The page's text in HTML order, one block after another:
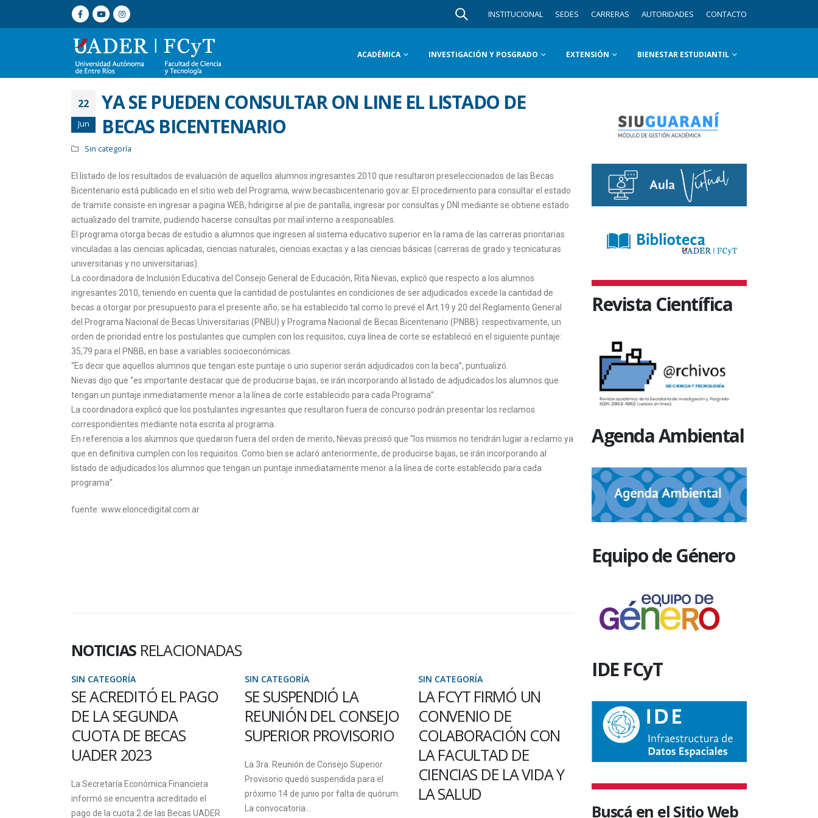
INSTITUCIONAL SEDES CARRERAS AUTORIDADES CONTACTO
ACADÉMICA INVESTIGACIÓN Y POSGRADO EXTENSIÓN BIENESTAR ESTUDIANTIL
22
Jun
YA SE PUEDEN CONSULTAR ON LINE EL LISTADO DE
BECAS BICENTENARIO
Sin categoría
El listado de los resultados de evaluación de aquellos alumnos ingresantes 2010 que resultaron preseleccionados de las Becas
Bicentenario está publicado en el sitio web del Programa, www.becasbicentenario.gov.ar. El procedimiento para consultar el estado
de tramite consiste en ingresar a pagina WEB, hdirigirse al pie de pantalla, ingresar por consultas y DNI mediante se obtiene estado
actualizado del tramite, pudiendo hacerse consultas por mail interno a responsables.
El programa otorga becas de estudio a alumnos que ingresen al sistema educativo superior en la rama de las carreras prioritarias
vinculadas a las ciencias aplicadas, ciencias naturales, ciencias exactas y a las ciencias básicas (carreras de grado y tecnicaturas
universitarias y no universitarias).
La coordinadora de Inclusión Educativa del Consejo General de Educación, Rita Nievas, explicó que respecto a los alumnos
ingresantes 2010, teniendo en cuenta que la cantidad de postulantes en condiciones de ser adjudicados excede la cantidad de
becas a otorgar por presupuesto para el presente año, se ha establecido tal como lo prevé el Art.19 y 20 del Reglamento General
del Programa Nacional de Becas Universitarias (PNBU) y Programa Nacional de Becas Bicentenario (PNBB). respectivamente, un
orden de prioridad entre los postulantes que cumplen con los requisitos, cuya línea de corte se estableció en el siguiente puntaje:
35,79 para el PNBB, en base a variables socioeconómicas.
“Es decir que aquellos alumnos que tengan este puntaje o uno superior serán adjudicados con la beca”, puntualizó.
Nievas dijo que “es importante destacar que de producirse bajas, se irán incorporando al listado de adjudicados los alumnos que
tengan un puntaje inmediatamente menor a la línea de corte establecido para cada Programa”.
La coordinadora explicó que los postulantes ingresantes que resultaron fuera de concurso podrán presentar los reclamos
correspondientes mediante nota escrita al programa.
En referencia a los alumnos que quedaron fuera del orden de merito, Nievas precisó que “los mismos no tendrán lugar a reclamo ya
que en definitiva cumplen con los requisitos. Como bien se aclaró anteriormente, de producirse bajas, se irán incorporando al
listado de adjudicados los alumnos que tengan un puntaje inmediatamente menor a la línea de corte establecido para cada
programa”.
fuente: www.eloncedigital.com.ar
NOTICIAS RELACIONADAS
SIN CATEGORÍA
SE SUSPENDIÓ LA
REUNIÓN DEL CONSEJO
SUPERIOR PROVISORIO
Provisorio quedó suspendida para el
próximo 14 de junio por falta de quórum.
La convocatoria...
SIN CATEGORÍA
LA FCYT FIRMÓ UN
CONVENIO DE
COLABORACIÓN CON
CIENCIAS DE LA VIDA Y
LA SALUD
SIN CATEGORÍA
FORMACIÓN EN
PROTOCOLO DE
GÉNERO PARA
TRABAJADORES Y
FUNCIONARIOS
SIN CATEGORÍA
DÍA DE LA
INVESTIGADORA Y EL
INVESTIGADOR
CIENTÍFICO EN LA
Revista Científica
Agenda Ambiental
Equipo de Género
IDE FCyT
Buscá en el Sitio Web